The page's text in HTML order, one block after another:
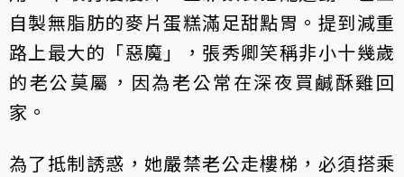
自製無脂肪的麥片蛋糕滿足甜點胃。提到減重
路上最大的「惡魔」，張秀卿笑稱非小十幾歲
的老公莫屬，因為老公常在深夜買鹹酥雞回
家。
為了抵制誘惑，她嚴禁老公走樓梯，必須搭乘